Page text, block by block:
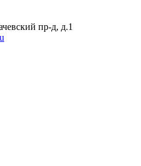
пр-д, д.1